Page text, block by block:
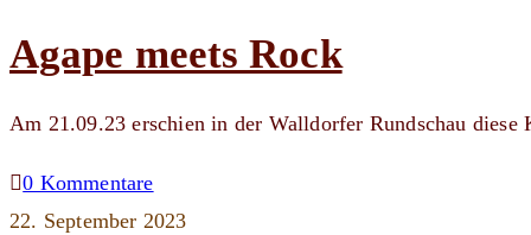
Agape meets Rock
Am 21.09.23 erschien in der Walldorfer Rundschau diese
0 Kommentare
22. September 2023